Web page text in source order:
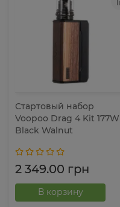
Стартовый набор
Voopoo Drag 4 Kit 177W
Black Walnut
2 349.00 грн
В корзину